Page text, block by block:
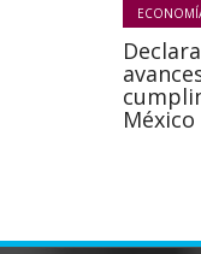
México